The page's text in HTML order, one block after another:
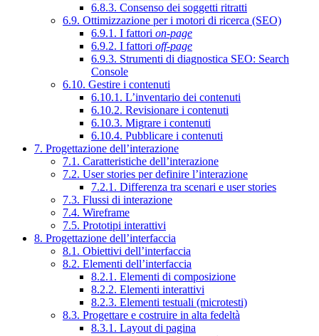
6.8.3. Consenso dei soggetti ritratti
6.9. Ottimizzazione per i motori di ricerca (SEO)
6.9.1. I fattori on-page
6.9.2. I fattori off-page
6.9.3. Strumenti di diagnostica SEO: Search
Console
6.10. Gestire i contenuti
6.10.1. L’inventario dei contenuti
6.10.2. Revisionare i contenuti
6.10.3. Migrare i contenuti
6.10.4. Pubblicare i contenuti
7. Progettazione dell’interazione
7.1. Caratteristiche dell’interazione
7.2. User stories per definire l’interazione
7.2.1. Differenza tra scenari e user stories
7.3. Flussi di interazione
7.4. Wireframe
7.5. Prototipi interattivi
8. Progettazione dell’interfaccia
8.1. Obiettivi dell’interfaccia
8.2. Elementi dell’interfaccia
8.2.1. Elementi di composizione
8.2.2. Elementi interattivi
8.2.3. Elementi testuali (microtesti)
8.3. Progettare e costruire in alta fedeltà
8.3.1. Layout di pagina